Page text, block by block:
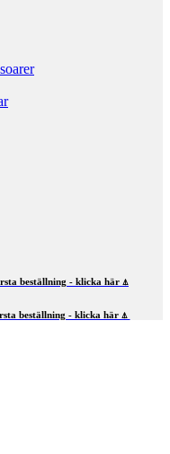
beställning - klicka här ⍋
beställning - klicka här ⍋